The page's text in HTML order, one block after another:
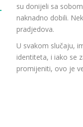
su donijeli sa
naknadno dobili.
pradjedova.
U svakom slučaju,
identiteta, i iako se
promijeniti, ovo je